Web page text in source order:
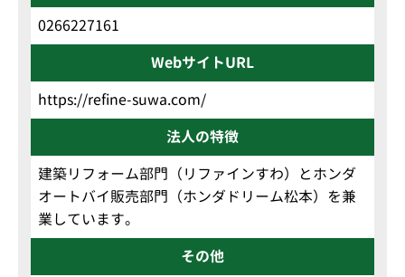
0266227161
WebサイトURL
https://refine-suwa.com/
法人の特徴
建築リフォーム部門（リファインすわ）とホンダ
オートバイ販売部門（ホンダドリーム松本）を兼
業しています。
その他